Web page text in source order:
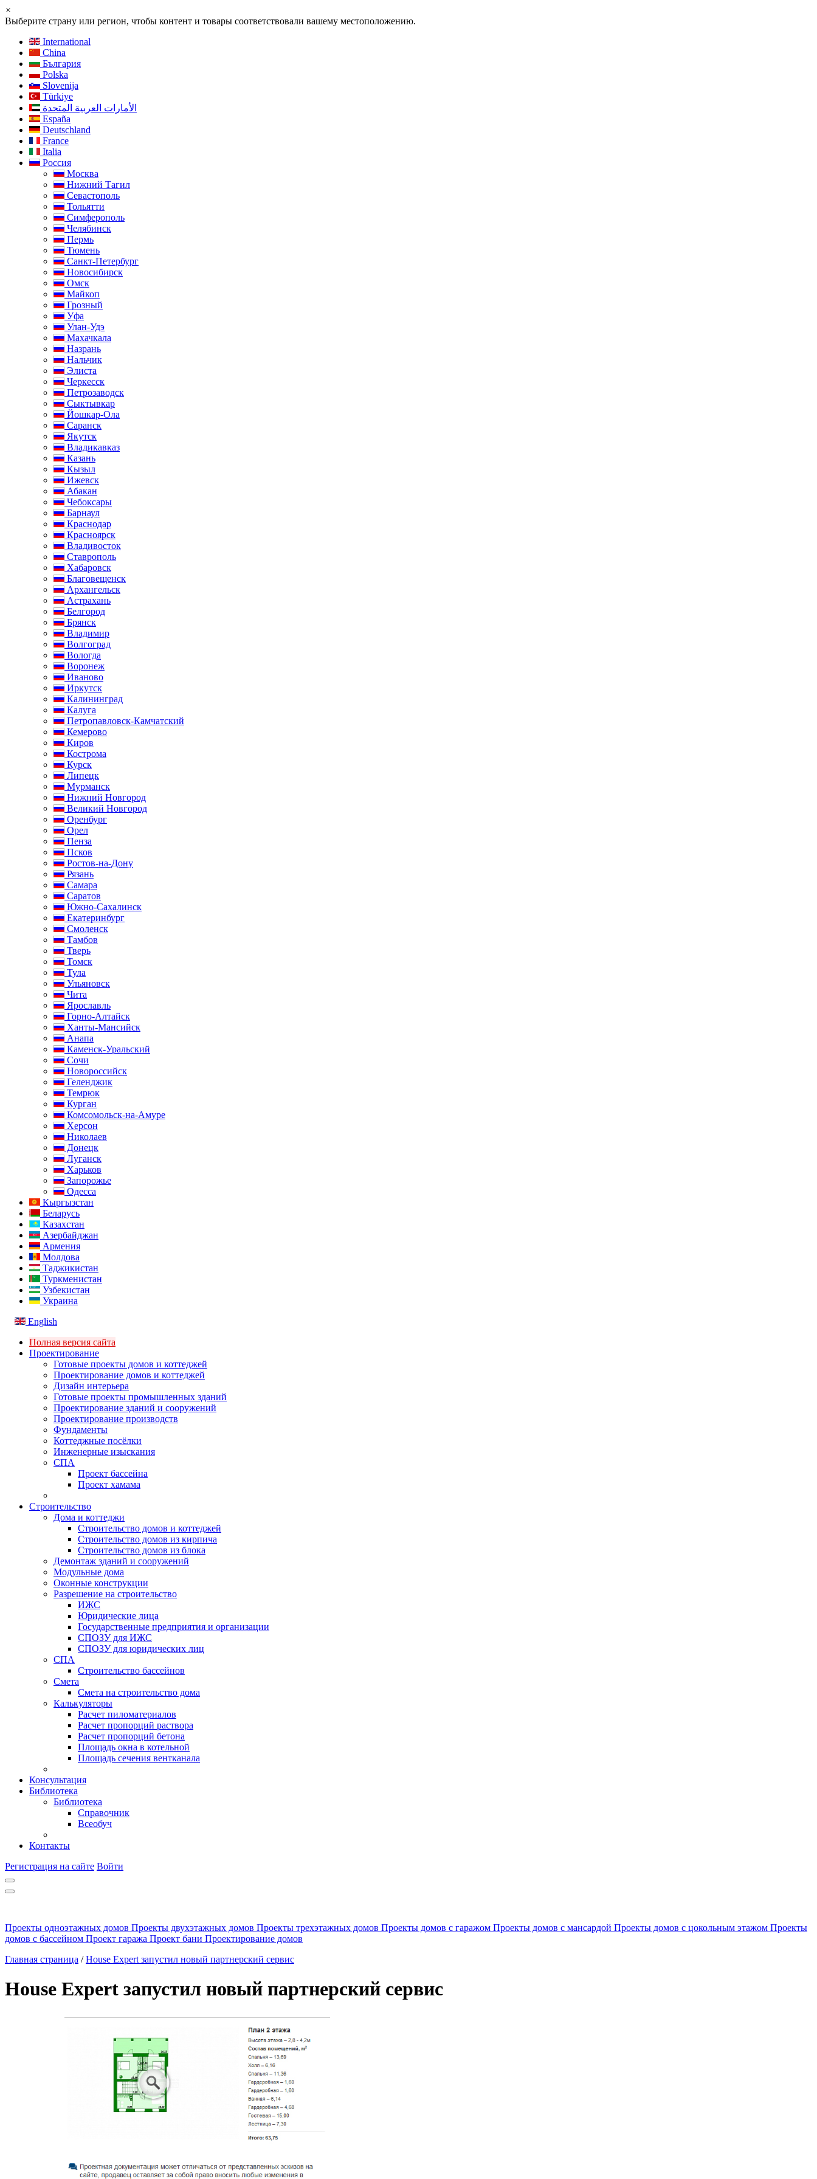
×
Выберите страну или регион, чтобы контент и товары соответствовали вашему местоположению.
International
China
България
Polska
Slovenija
Türkiye
الأمارات العربية المتحدة
España
Deutschland
France
Italia
Россия
Москва
Нижний Тагил
Севастополь
Тольятти
Симферополь
Челябинск
Пермь
Тюмень
Санкт-Петербург
Новосибирск
Омск
Майкоп
Грозный
Уфа
Улан-Удэ
Махачкала
Назрань
Нальчик
Элиста
Черкесск
Петрозаводск
Сыктывкар
Йошкар-Ола
Саранск
Якутск
Владикавказ
Казань
Кызыл
Ижевск
Абакан
Чебоксары
Барнаул
Краснодар
Красноярск
Владивосток
Ставрополь
Хабаровск
Благовещенск
Архангельск
Астрахань
Белгород
Брянск
Владимир
Волгоград
Вологда
Воронеж
Иваново
Иркутск
Калининград
Калуга
Петропавловск-Камчатский
Кемерово
Киров
Кострома
Курск
Липецк
Мурманск
Нижний Новгород
Великий Новгород
Оренбург
Орел
Пенза
Псков
Ростов-на-Дону
Рязань
Самара
Саратов
Южно-Сахалинск
Екатеринбург
Смоленск
Тамбов
Тверь
Томск
Тула
Ульяновск
Чита
Ярославль
Горно-Алтайск
Ханты-Мансийск
Анапа
Каменск-Уральский
Сочи
Новороссийск
Геленджик
Темрюк
Курган
Комсомольск-на-Амуре
Херсон
Николаев
Донецк
Луганск
Харьков
Запорожье
Одесса
Кыргызстан
Беларусь
Казахстан
Азербайджан
Армения
Молдова
Таджикистан
Туркменистан
Узбекистан
Украина
English
Полная версия сайта
Проектирование
Готовые проекты домов и коттеджей
Проектирование домов и коттеджей
Дизайн интерьера
Готовые проекты промышленных зданий
Проектирование зданий и сооружений
Проектирование производств
Фундаменты
Коттеджные посёлки
Инженерные изыскания
СПА
Проект бассейна
Проект хамама
Строительство
Дома и коттеджи
Строительство домов и коттеджей
Строительство домов из кирпича
Строительство домов из блока
Демонтаж зданий и сооружений
Модульные дома
Оконные конструкции
Разрешение на строительство
ИЖС
Юридические лица
Государственные предприятия и организации
СПОЗУ для ИЖС
СПОЗУ для юридических лиц
СПА
Строительство бассейнов
Смета
Смета на строительство дома
Калькуляторы
Расчет пиломатериалов
Расчет пропорций раствора
Расчет пропорций бетона
Площадь окна в котельной
Площадь сечения вентканала
Консультация
Библиотека
Библиотека
Справочник
Всеобуч
Контакты
Регистрация на сайте Войти
Проекты одноэтажных домов Проекты двухэтажных домов Проекты трехэтажных домов Проекты домов с гаражом Проекты домов с мансардой Проекты домов с цокольным этажом Проекты
домов с бассейном Проект гаража Проект бани Проектирование домов
Главная страница / House Expert запустил новый партнерский сервис
House Expert запустил новый партнерский сервис